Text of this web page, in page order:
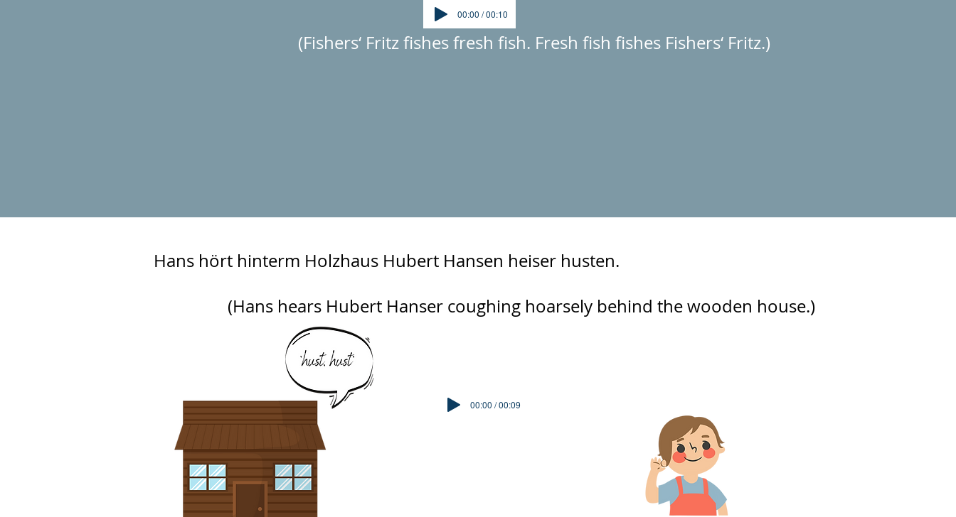
00:00 / 00:10
(Fishers‘ Fritz fishes fresh fish. Fresh fish fishes Fishers‘ Fritz.)
00:00 / 00:09
Hans hört hinterm Holzhaus Hubert Hansen heiser husten.
(Hans hears Hubert Hanser coughing hoarsely behind the wooden house.)